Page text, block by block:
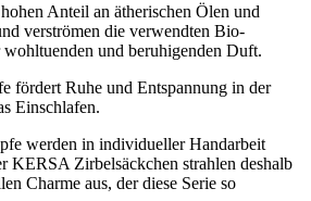
Anteil an ätherischen Ölen und
verströmen die verwendten Bio-
wohltuenden und beruhigenden Duft.
fördert Ruhe und Entspannung in der
Einschlafen.
werden in individueller Handarbeit
KERSA Zirbelsäckchen strahlen deshalb
Charme aus, der diese Serie so